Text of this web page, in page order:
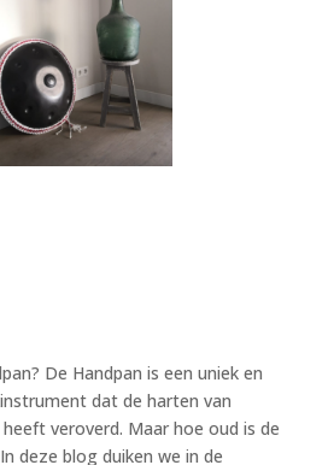
De Handpan is een uniek en
dat de harten van
veroverd. Maar hoe oud is de
deze blog duiken we in de